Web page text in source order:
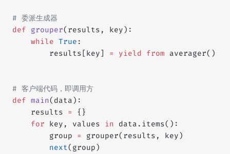
# 委派生成器
def grouper(results, key):
    while
True :
        results[key]
= yield from averager()
# 客户端代码，即调用方
def main(data):
    results
=
{}
    for
key, values in data.items():
        group
=
grouper(results, key)
        next
(group)